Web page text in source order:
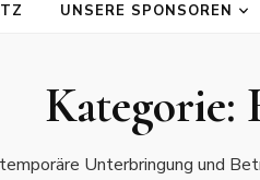
UNSERE SPONSOREN
Kategorie:
Unterbringung und